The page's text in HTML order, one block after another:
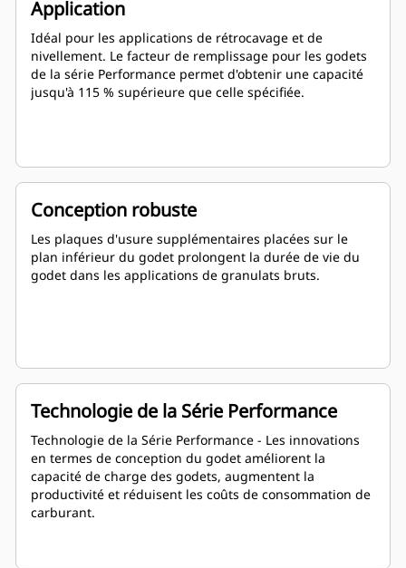
Application
Idéal pour les applications de rétrocavage et de
nivellement. Le facteur de remplissage pour les godets
de la série Performance permet d'obtenir une capacité
jusqu'à 115 % supérieure que celle spécifiée.
Conception robuste
Les plaques d'usure supplémentaires placées sur le
plan inférieur du godet prolongent la durée de vie du
godet dans les applications de granulats bruts.
Technologie de la Série Performance
Technologie de la Série Performance - Les innovations
en termes de conception du godet améliorent la
capacité de charge des godets, augmentent la
productivité et réduisent les coûts de consommation de
carburant.